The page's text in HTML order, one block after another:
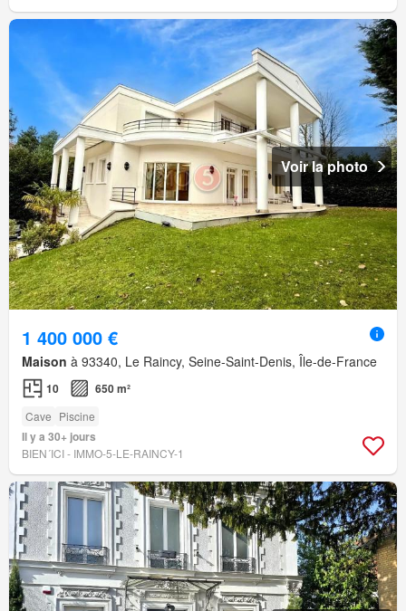
Voir la photo
1 400 000 €
Maison à 93340, Le Raincy, Seine-Saint-Denis, Île-de-France
10 650 m²
Cave Piscine
Il y a 30+ jours
BIEN´ICI - IMMO-5-LE-RAINCY-1